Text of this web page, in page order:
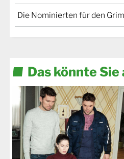
Die Nominierten für den
Das könnte